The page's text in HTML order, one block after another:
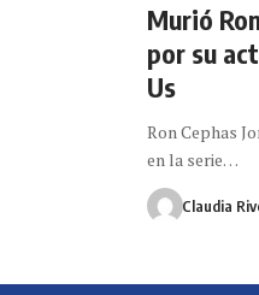
Murió
por su
Us
Ron Cephas
en la serie…
Claudia